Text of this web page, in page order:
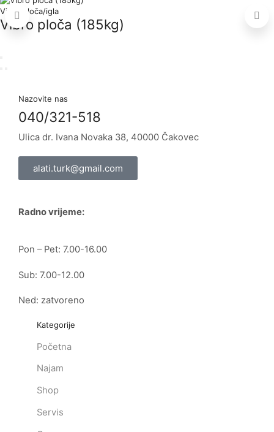
Vibro ploča/igla
Vibro ploča (185kg)
Nazovite nas
040/321-518
Ulica dr. Ivana Novaka 38, 40000 Čakovec
alati.turk@gmail.com
Radno vrijeme:
Pon – Pet: 7.00-16.00
Sub: 7.00-12.00
Ned: zatvoreno
Kategorije
Početna
Najam
Shop
Servis